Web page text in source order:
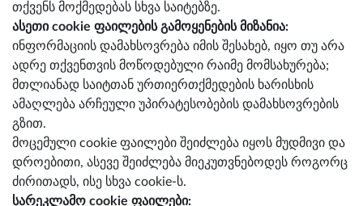
თქვენს მოქმედებას სხვა საიტებზე.
ასეთი cookie ფაილების გამოყენების მიზანია:
ინფორმაციის დამახსოვრება იმის შესახებ, იყო თუ არა
ადრე თქვენთვის მოწოდებული რაიმე მომსახურება;
მთლიანად საიტთან ურთიერთქმედების ხარისხის
ამაღლება არჩეული უპირატესობების დამახსოვრების
გზით.
მოცემული cookie ფაილები შეიძლება იყოს მუდმივი და
დროებითი, ასევე შეიძლება მიეკუთვნებოდეს როგორც
ძირითადს, ისე სხვა cookie-ს.
სარეკლამო cookie ფაილები: